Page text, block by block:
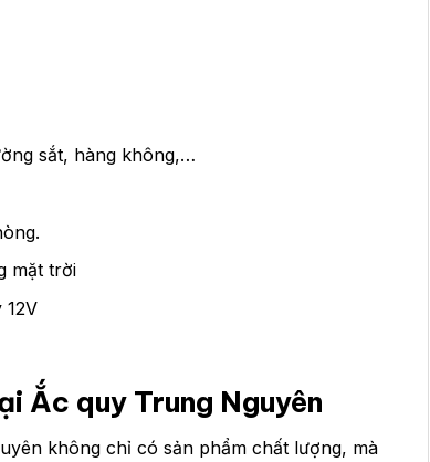
sắt, hàng không,…
mặt trời
12V
Ắc quy Trung Nguyên
không chỉ có sản phẩm chất lượng, mà